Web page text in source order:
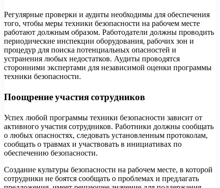
Регулярные проверки и аудиты необходимы для обеспечения
того, чтобы меры техники безопасности на рабочем месте
работают должным образом. Работодатели должны проводить
периодические инспекции оборудования, рабочих зон и
процедур для поиска потенциальных опасностей и
устранения любых недостатков. Аудиты проводятся
сторонними экспертами для независимой оценки программы
техники безопасности.
Поощрение участия сотрудников
Успех любой программы техники безопасности зависит от
активного участия сотрудников. Работники должны сообщать
о любых опасностях, следовать установленным протоколам,
сообщать о травмах и участвовать в инициативах по
обеспечению безопасности.
Создание культуры безопасности на рабочем месте, в которой
сотрудники не боятся сообщать о проблемах и предлагать